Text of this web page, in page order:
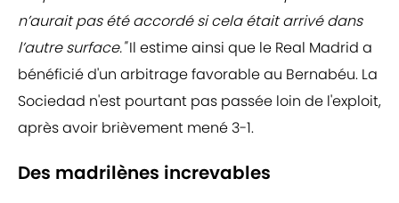
n’aurait pas été accordé si cela était arrivé dans
l’autre surface."Il estime ainsi que le Real Madrid a
bénéficié d'un arbitrage favorable au Bernabéu. La
Sociedad n'est pourtant pas passée loin de l'exploit,
après avoir brièvement mené 3-1.
Des madrilènes increvables